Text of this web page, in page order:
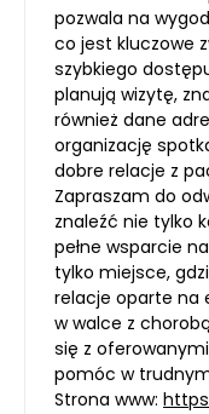
pozwala na
co jest kluczowe
szybkiego
planują wizytę,
również dane
organizację
dobre relacje z
Zapraszam do
znaleźć nie tylko
pełne wsparcie
tylko miejsce,
relacje oparte na
w walce z
się z
pomóc w
Strona www: